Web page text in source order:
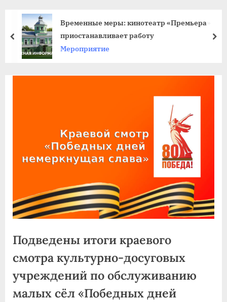
факс:
+7
Временные меры: кинотеатр «Премьера»
приостанавливает работу
Мероприятие
пред
Подведены итоги краевого
смотра культурно-досуговых
учреждений по обслуживанию
малых сёл «Победных дней